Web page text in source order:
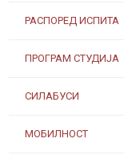
РАСПОРЕД ИСПИТА
ПРОГРАМ СТУДИЈА
СИЛАБУСИ
МОБИЛНОСТ